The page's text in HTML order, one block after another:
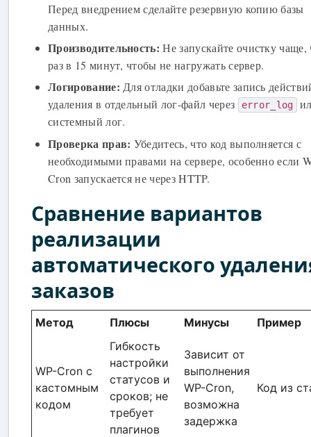
Перед внедрением сделайте резервную копию базы
данных.
Производительность: Не запускайте очистку чаще,
раз в 15 минут, чтобы не нагружать сервер.
Логирование: Для отладки добавьте запись
удаления в отдельный лог-файл через
error_log
системный лог.
Проверка прав: Убедитесь, что код выполняется с
необходимыми правами на сервере, особенно если
Cron запускается не через HTTP.
Сравнение вариантов
реализации
автоматического
заказов
Метод Плюсы Минусы Пример
WP-Cron с
кастомным
кодом
Гибкость
настройки
статусов и
сроков; не
требует
плагинов
Зависит от
выполнения
WP-Cron,
возможна
задержка
Код из